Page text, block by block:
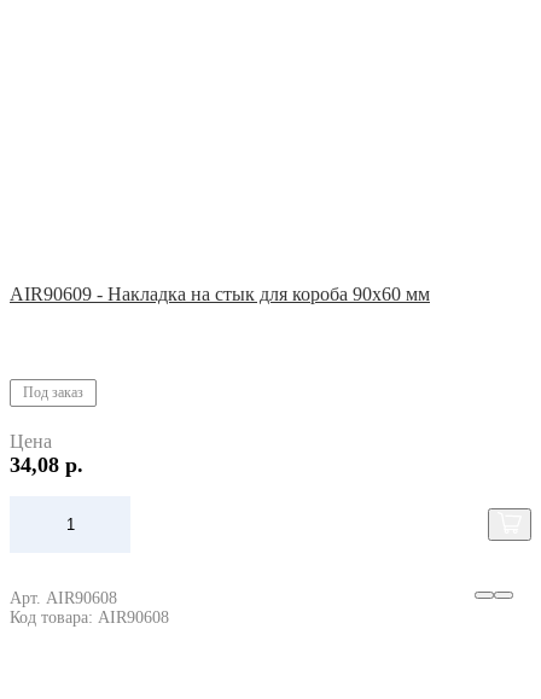
AIR90609 - Накладка на стык для короба 90х60 мм
Под заказ
Цена
34,08 р.
Арт. AIR90608
Код товара: AIR90608